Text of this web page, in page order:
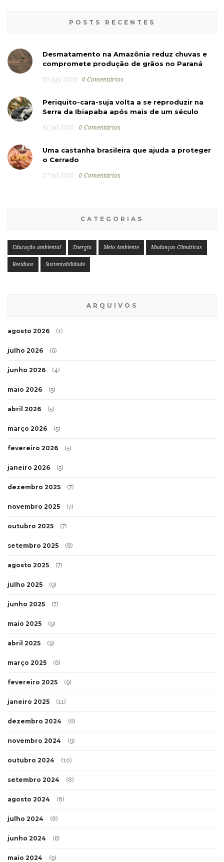
POSTS RECENTES
Desmatamento na Amazônia reduz chuvas e
compromete produção de grãos no Paraná
05 ago 2026 0 Comentários
Periquito-cara-suja volta a se reproduzir na
Serra da Ibiapaba após mais de um século
31 jul 2026 0 Comentários
Uma castanha brasileira que ajuda a proteger
o Cerrado
27 jul 2026 0 Comentários
CATEGORIAS
Educação ambiental Energia Meio Ambiente Mudanças Climáticas
Resíduos Sustentabilidade
ARQUIVOS
agosto 2026 (1)
julho 2026 (6)
junho 2026 (4)
maio 2026 (5)
abril 2026 (5)
março 2026 (5)
fevereiro 2026 (5)
janeiro 2026 (5)
dezembro 2025 (7)
novembro 2025 (7)
outubro 2025 (7)
setembro 2025 (8)
agosto 2025 (7)
julho 2025 (9)
junho 2025 (7)
maio 2025 (9)
abril 2025 (9)
março 2025 (6)
fevereiro 2025 (9)
janeiro 2025 (11)
dezembro 2024 (6)
novembro 2024 (9)
outubro 2024 (10)
setembro 2024 (8)
agosto 2024 (8)
julho 2024 (8)
junho 2024 (6)
maio 2024 (9)